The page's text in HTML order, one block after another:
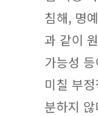
침해, 명
과 같이
가능성
미칠 부
분하지